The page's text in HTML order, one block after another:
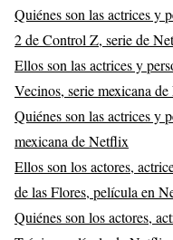
Quiénes son las actrices y
2 de Control Z, serie de
Ellos son las actrices y
Vecinos, serie mexicana
Quiénes son las actrices y
mexicana de Netflix
Ellos son los actores,
de las Flores, película en
Quiénes son los actores,